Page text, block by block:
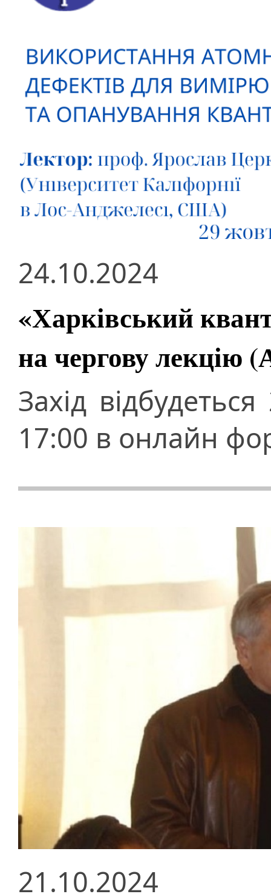
24.10.2024
«Харківський
на чергову
Захід
17:00 в онлайн
21.10.2024